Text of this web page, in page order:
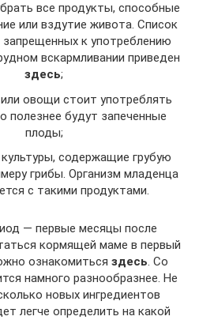
все продукты, способные
или вздутие живота. Список
к употреблению
вскармливании приведен
здесь;
овощи стоит употреблять
полезнее будут запеченные
плоды;
содержащие грубую
грибы. Организм младенца
с такими продуктами.
— первые месяцы после
кормящей маме в первый
ознакомиться здесь. Со
намного разнообразнее. Не
новых ингредиентов
легче определить на какой